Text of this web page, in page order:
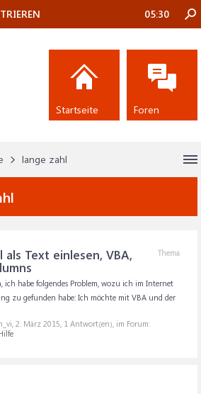
lange zahl
Thema
als Text einlesen, VBA,
ich habe folgendes Problem, wozu ich im Internet
zu gefunden habe: Ich möchte mit VBA und der
2. März 2015, 1 Antwort(en), im Forum:
05:30
Startseite Foren